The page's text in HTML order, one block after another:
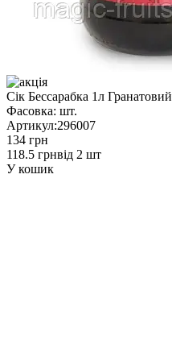
Сік Бессарабка 1л Гранатовий
Фасовка: шт.
Артикул:296007
134 грн
118.5 грнвід 2 шт
У кошик